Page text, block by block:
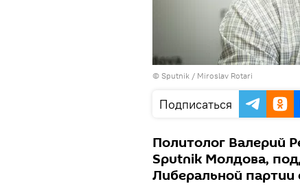
© Sputnik / Miroslav Rotari
Подписаться
Политолог Валерий
Sputnik Молдова,
Либеральной